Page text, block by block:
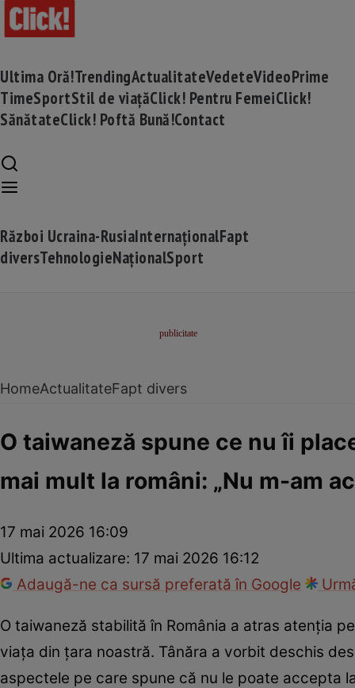
Ultima Oră!TrendingActualitateVedeteVideoPrime
TimeSportStil de viațăClick! Pentru FemeiClick!
SănătateClick! Poftă Bună!Contact
Război Ucraina-RusiaInternaționalFapt
diversTehnologieNaționalSport
HomeActualitateFapt divers
O taiwaneză spune ce nu îi
mai mult la români: „Nu m-am
17 mai 2026 16:09
Ultima actualizare: 17 mai 2026 16:12
Adaugă-ne ca sursă preferată în Google
O taiwaneză stabilită în România a atras atenția
viața din țara noastră. Tânăra a vorbit deschis
aspectele pe care spune că nu le poate accepta